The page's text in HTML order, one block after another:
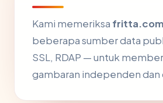
Kami memeriksa fritta.com
beberapa sumber data
SSL, RDAP — untuk
gambaran independen dan